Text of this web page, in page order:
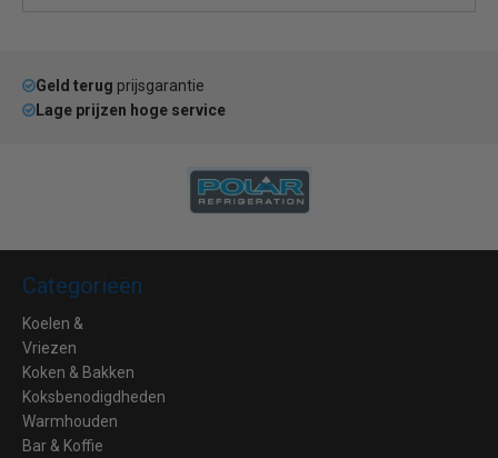
Geld terug prijsgarantie
Lage prijzen hoge service
Categorieën
Koelen &
Vriezen
Koken & Bakken
Koksbenodigdheden
Warmhouden
Bar & Koffie